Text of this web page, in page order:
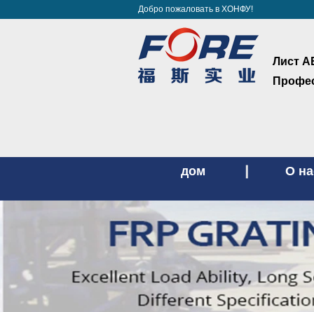
Добро пожаловать в ХОНФУ!
Лист
дом О